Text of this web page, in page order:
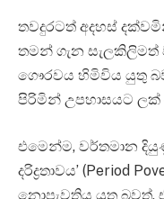
තවදුරටත් අදහස්
තමන් ගැන සැලකිලිමත්
ගෞරවය හිමිවිය යුතු
පිරිමින් උපහාසයට
එමෙන්ම, වර්තමාන
දරිද්‍රතාවය’ (Period
නොපැවතිය යුතු බවත්,